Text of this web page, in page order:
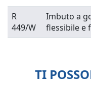
R
449/W
Imbuto a
flessibile e
TI